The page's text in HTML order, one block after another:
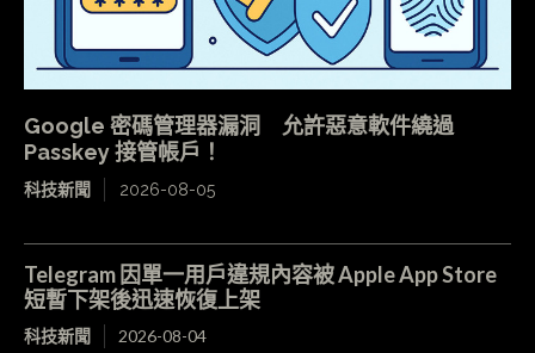
Google 密碼管理器漏洞 允許惡意軟件繞過
Passkey 接管帳戶！
科技新聞 2026-08-05
Telegram 因單一用戶違規內容被 Apple App Store
短暫下架後迅速恢復上架
科技新聞 2026-08-04